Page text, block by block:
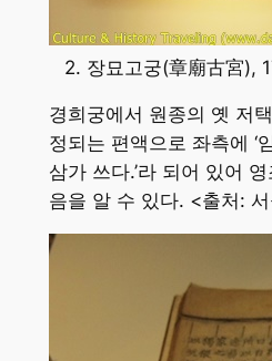
2. 장묘고궁(章廟古宮),
경희궁에서 원종의 옛 저
정되는 편액으로 좌측에 ‘
삼가 쓰다.’라 되어 있어
음을 알 수 있다. <출처: